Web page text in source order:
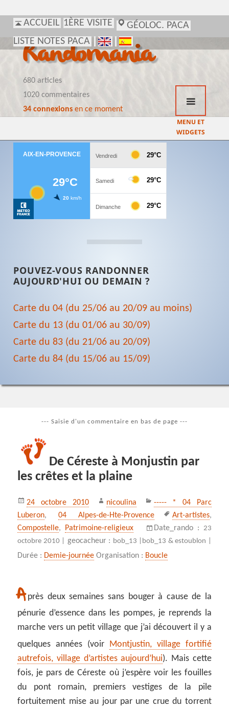
ACCUEIL 1ÈRE VISITE
GÉOLOC. PACA
LISTE NOTES PACA
Randomania
680 articles
1020 commentaires
34 connexionsen ce moment
MENU ET
WIDGETS
POUVEZ-VOUS RANDONNER
AUJOURD'HUI OU DEMAIN ?
Carte du 04 (du 25/06 au 20/09 au moins)
Carte du 13 (du 01/06 au 30/09)
Carte du 83 (du 21/06 au 20/09)
Carte du 84 (du 15/06 au 15/09)
--- Saisie d'un commentaire en bas de page ---
De Céreste à Monjustin par
les crêtes et la plaine
Publié
le
24 octobre 2010 Auteur
nicoulina Catégories
----- * 04 Parc
Luberon,04 Alpes-de-Hte-Provence
Mots-
clés
Art-artistes,
Compostelle, Patrimoine-religieux Date_rando : 23
octobre 2010 |
geocacheur : bob_13 | bob_13 & estoublon |
Durée : Demie-journée Organisation : Boucle
Après deux semaines sans bouger à cause de la
pénurie d’essence dans les pompes, je reprends la
marche vers un petit village que j’ai découvert il y a
quelques années (voir
Montjustin, village fortifié
autrefois, village d’artistes aujourd’hui). Mais cette
fois, je pars de Céreste où j’espère voir les fouilles
du pont romain, premiers vestiges de la pile
fortuitement mise au jour par une crue du torrent